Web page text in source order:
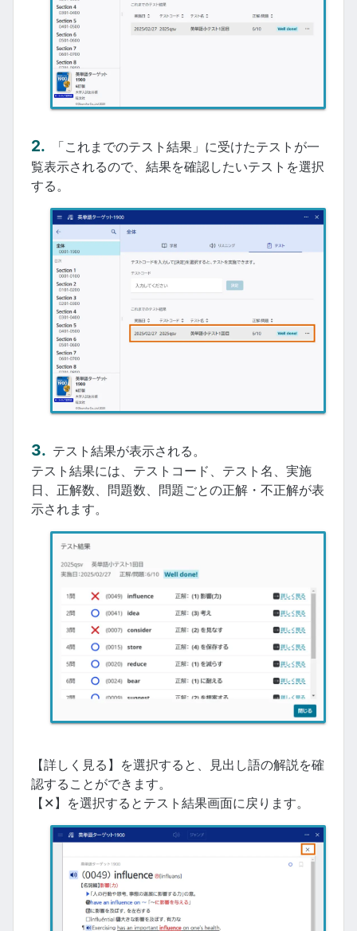
「これまでのテスト結果」に受けたテストが一
覧表示されるので、結果を確認したいテストを選択
する。
テスト結果が表示される。
テスト結果には、テストコード、テスト名、実施
日、正解数、問題数、問題ごとの正解・不正解が表
示されます。
【詳しく見る】を選択すると、見出し語の解説を確
認することができます。
【✕】を選択するとテスト結果画面に戻ります。